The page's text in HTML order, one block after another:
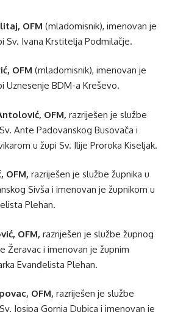
OFM (mladomisnik), imenovan je
Sv. Ivana Krstitelja Podmilačje.
OFM (mladomisnik), imenovan je
Uznesenje BDM-a Kreševo.
OFM, razriješen je službe
Ante Padovanskog Busovača i
u župi Sv. Ilije Proroka Kiseljak.
OFM, razriješen je službe župnika u
Sivša i imenovan je župnikom u
Plehan.
OFM, razriješen je službe župnog
Žeravac i imenovan je župnim
Evanđelista Plehan.
OFM, razriješen je službe
Josipa Gornja Dubica i imenovan je